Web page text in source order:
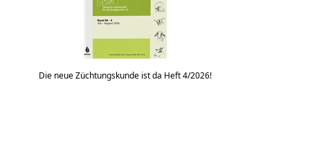
Die neue Züchtungskunde ist da Heft 4/2026!